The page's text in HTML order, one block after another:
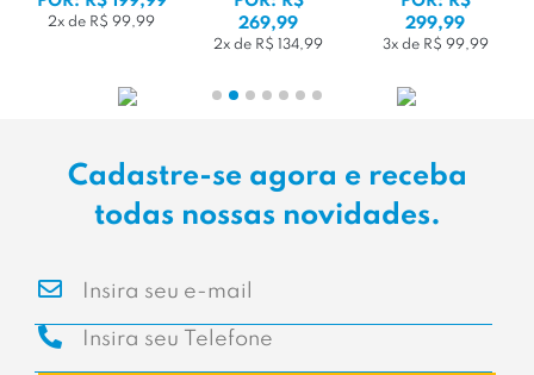
2x de R$ 99,99
269,99
2x de R$ 134,99
299,99
3x de R$ 99,99
Cadastre-se agora e receba
todas nossas novidades.